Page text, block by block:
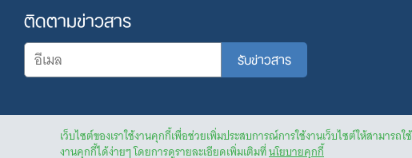
เว็บไซต์ของเราใช้งานคุกกี้เพื่อช่วยเพิ่มประสบการณ์การใช้งานเว็บไซต์ให้สามาร
งานคุกกี้ได้ง่ายๆ โดยการดูรายละเอียดเพิ่มเติมที่นโยบายคุกกี้
ติดตามข่าวสาร